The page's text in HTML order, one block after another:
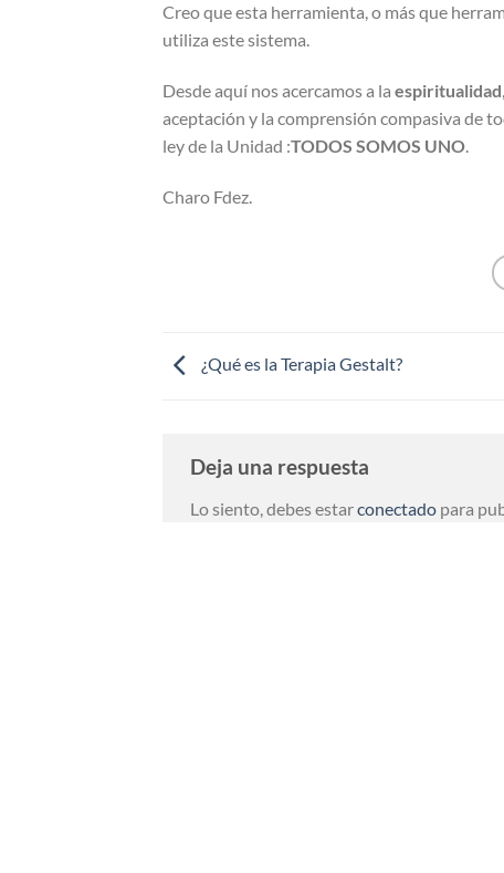
Creo que esta herramienta, o más que
utiliza este sistema.
Desde aquí nos acercamos a la espiritualidad
aceptación y la comprensión compasiva de
ley de la Unidad :TODOS SOMOS UNO.
Charo Fdez.
¿Qué es la Terapia Gestalt?
Deja una respuesta
Lo siento, debes estarconectado para